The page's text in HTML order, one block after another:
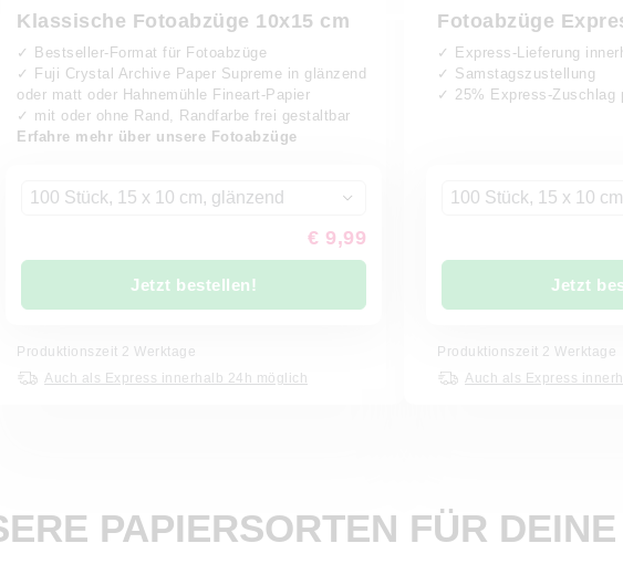
Klassische Fotoabzüge 10x15 cm
✓ Bestseller-Format für Fotoabzüge
✓ Fuji Crystal Archive Paper Supreme in glänzend
oder matt oder Hahnemühle Fineart-Papier
✓ mit oder ohne Rand, Randfarbe frei gestaltbar
Erfahre mehr über unsere Fotoabzüge
100 Stück, 15 x 10 cm, glänzend
€ 9,99
Jetzt bestellen!
Produktionszeit 2 Werktage
Auch als Express innerhalb 24h möglich
Fotoabzüge
✓ Express-Lieferung
✓ Samstagszustellung
✓ 25% Express-Zuschlag
100 Stück, 15 x 10
Jetzt
Produktionszeit 2 Werktage
Auch als Express
PAPIERSORTEN FÜR